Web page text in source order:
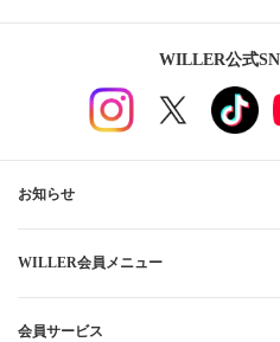
WILLER公式
お知らせ
WILLER会員メニュー
会員サービス